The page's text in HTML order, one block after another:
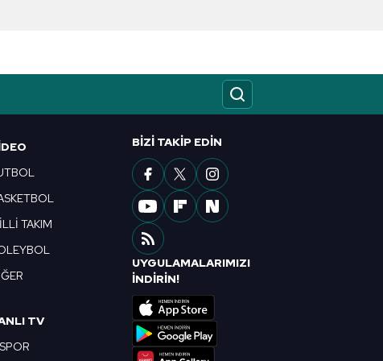
okumak ve sitemizde ilgili
TAKIM
TV
BIZI TAKIP EDIN
UYGULAMALARIMIZI
İNDİRİN!